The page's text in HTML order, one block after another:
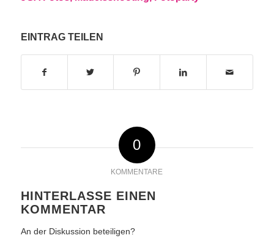
EINTRAG TEILEN
0
KOMMENTARE
HINTERLASSE EINEN
KOMMENTAR
An der Diskussion beteiligen?